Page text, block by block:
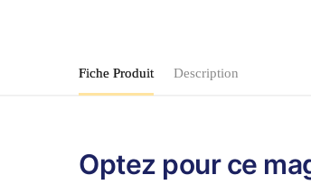
Fiche Produit Description
Optez pour ce